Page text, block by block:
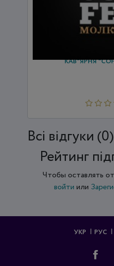
КАВ"ЯРНЯ
Всi відгуки (0)
Рейтинг
Чтобы оставлять
войти или
УКР РУС